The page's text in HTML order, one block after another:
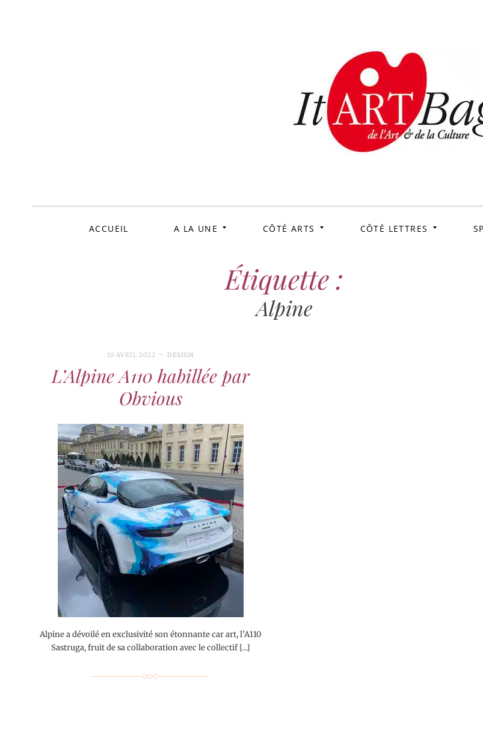
ACCUEIL A LA UNE CÔTÉ ARTS CÔTÉ LETTRES
Étiquette :
Alpine
10 AVRIL 2022 DESIGN
L’Alpine A110 habillée par
Obvious
Alpine a dévoilé en exclusivité son étonnante car art, l’A110
Sastruga, fruit de sa collaboration avec le collectif […]